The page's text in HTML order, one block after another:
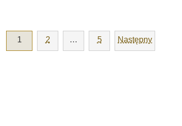
1 2 … 5 Następny